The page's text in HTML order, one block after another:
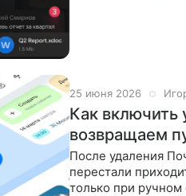
25 июня 2026
Как включить
возвращаем
После удаления
перестали
только при ручном